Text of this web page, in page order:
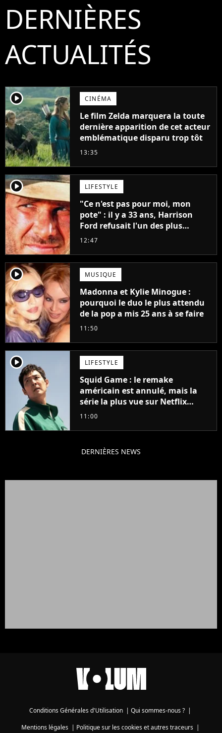
DERNIÈRES
ACTUALITÉS
player2 CINÉMA
Le film Zelda marquera la toute
dernière apparition de cet acteur
emblématique disparu trop tôt
13:35
player2 LIFESTYLE
"Ce n'est pas pour moi, mon
pote" : il y a 33 ans, Harrison
Ford refusait l'un des plus
grands succès de tous les temps
12:47
player2 MUSIQUE
Madonna et Kylie Minogue :
pourquoi le duo le plus attendu
de la pop a mis 25 ans à se faire
11:50
player2 LIFESTYLE
Squid Game : le remake
américain est annulé, mais la
série la plus vue sur Netflix
pourrait avoir une version
11:00
DERNIÈRES NEWS
Conditions Générales d'Utilisation | Qui sommes-nous ? |
Mentions légales| Politique sur les cookies et autres traceurs|